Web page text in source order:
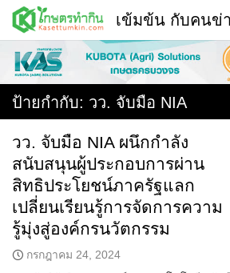
Skip
content
พืช
หน้าแรก
แวดวงเกษตร
ใคร ทำอะไร ที่ไหน
สถานีข่าววันนี้
เข้มข้น กับคนข่
ป้ายกำกับ: วว. จับมือ NIA
วว. จับมือ NIA ผนึกกำลัง
สนับสนุนผู้ประกอบการผ่าน
สิทธิประโยชน์ภาครัฐแลก
เปลี่ยนเรียนรู้การจัดการความ
รู้มุ่งสู่องค์กรนวัตกรรม
กรกฎาคม 24, 2024